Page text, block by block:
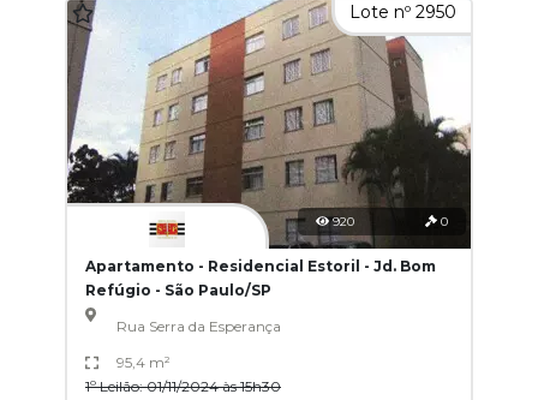
Lote nº 2950
920 0
Apartamento - Residencial Estoril - Jd. Bom
Refúgio - São Paulo/SP
Rua Serra da Esperança
95,4 m²
1º Leilão: 01/11/2024 às 15h30